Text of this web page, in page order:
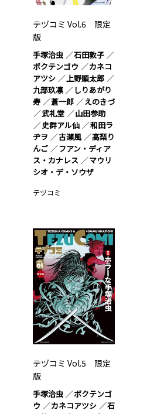
テヅコミ Vol.6 限定
版
手塚治虫
石田敦子
ボクテンゴウ
カネコ
アツシ
上野顕太郎
九部玖凛
しりあがり
寿
蒼一郎
えのきづ
武礼堂
山田参助
史群アル仙
和田ラ
ヂヲ
古瀬風
高梨り
んご
フアン・ディア
ス・カナレス
マウリ
シオ・デ・ソウザ
テヅコミ
テヅコミ Vol.5 限定
版
手塚治虫
ボクテンゴ
ウ
カネコアツシ
石